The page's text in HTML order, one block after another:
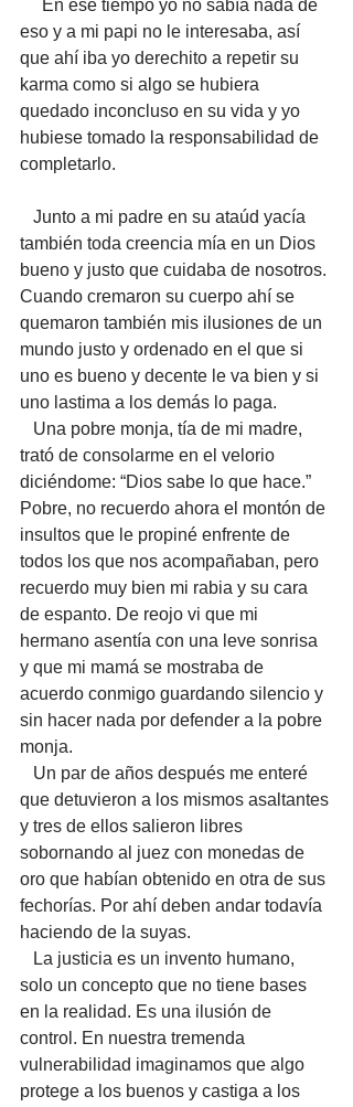
eso y a mi papi no le interesaba, así
que ahí iba yo derechito a repetir su
karma como si algo se hubiera
quedado inconcluso en su vida y yo
hubiese tomado la responsabilidad de
completarlo.
también toda creencia mía en un Dios
bueno y justo que cuidaba de nosotros.
Cuando cremaron su cuerpo ahí se
quemaron también mis ilusiones de un
mundo justo y ordenado en el que si
uno es bueno y decente le va bien y si
uno lastima a los demás lo paga.
trató de consolarme en el velorio
diciéndome: “Dios sabe lo que hace.”
Pobre, no recuerdo ahora el montón de
insultos que le propiné enfrente de
todos los que nos acompañaban, pero
recuerdo muy bien mi rabia y su cara
de espanto. De reojo vi que mi
hermano asentía con una leve sonrisa
y que mi mamá se mostraba de
acuerdo conmigo guardando silencio y
sin hacer nada por defender a la pobre
monja.
que detuvieron a los mismos asaltantes
y tres de ellos salieron libres
sobornando al juez con monedas de
oro que habían obtenido en otra de sus
fechorías. Por ahí deben andar todavía
haciendo de la suyas.
solo un concepto que no tiene bases
en la realidad. Es una ilusión de
control. En nuestra tremenda
vulnerabilidad imaginamos que algo
protege a los buenos y castiga a los